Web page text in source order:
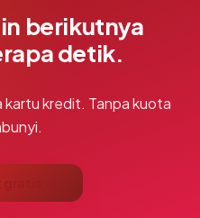
berikutnya
detik.
kredit. Tanpa kuota
→